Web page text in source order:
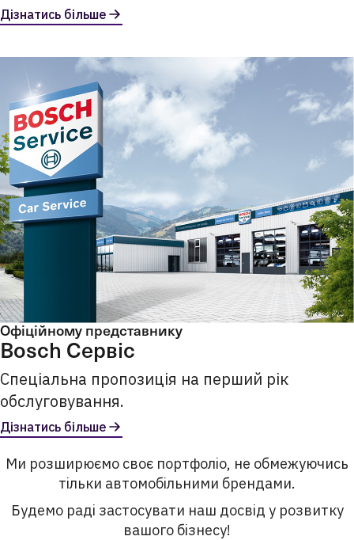
Дізнатись більше
Офіційному представнику
Bosch Сервіс
Спеціальна пропозиція на перший рік
обслуговування.
Дізнатись більше
Ми розширюємо своє портфоліо, не обмежуючись
тільки автомобільними брендами.
Будемо раді застосувати наш досвід у розвитку
вашого бізнесу!